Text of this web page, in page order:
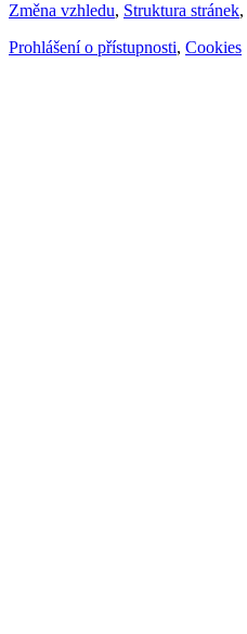
Změna vzhledu, Struktura stránek,
Prohlášení o přístupnosti, Cookies